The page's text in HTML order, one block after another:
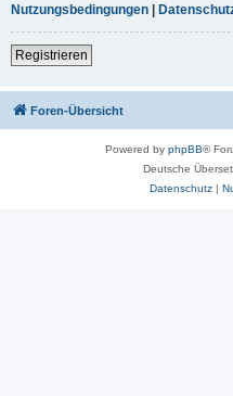
Nutzungsbedingungen |
Registrieren
Foren-Übersicht
Powered by phpBB®
Deutsche
Datenschutz|